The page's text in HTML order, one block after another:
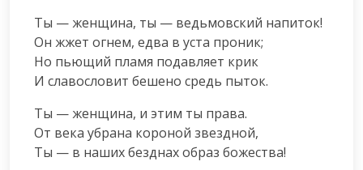
Ты — женщина, ты — ведьмовский напиток!
Он жжет огнем, едва в уста проник;
Но пьющий пламя подавляет крик
И славословит бешено средь пыток.
Ты — женщина, и этим ты права.
От века убрана короной звездной,
Ты — в наших безднах образ божества!